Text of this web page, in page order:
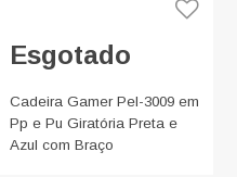
Esgotado
Cadeira Gamer Pel-3009 em
Pp e Pu Giratória Preta e
Azul com Braço